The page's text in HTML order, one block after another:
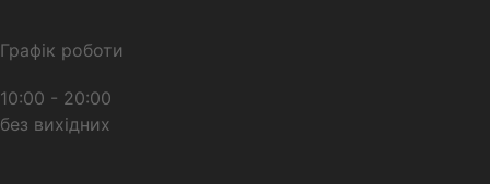
Графік роботи
10:00 - 20:00
без вихідних